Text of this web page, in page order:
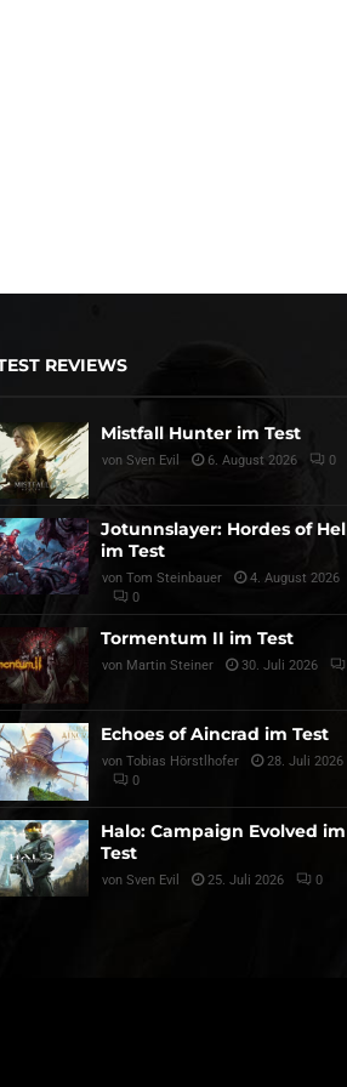
REVIEWS
Mistfall Hunter im Test
von Sven Evil 6. August 2026 0
Jotunnslayer: Hordes of Hel
im Test
von Tom Steinbauer
4. August 2026
0
Tormentum II im Test
von Martin Steiner 30. Juli 2026
Echoes of Aincrad im Test
von Tobias Hörstlhofer
28. Juli 2026
0
Halo: Campaign Evolved im
Test
von Sven Evil 25. Juli 2026 0